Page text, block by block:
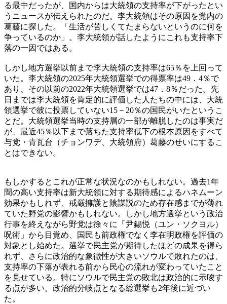
る最中だったが、国内からは大統領の支持率が下がったとい
うニュースが伝えられたのだ。李大統領はその原因を党内の
葛藤に探した。「生活が苦しくてたまらないというのに何を
争っているのか」。李大統領が話したようにこれも支持率下
落の一因ではある。
しかし地方選挙以前まで李大統領の支持率は65％を上回って
いた。李大統領の2025年大統領選挙での得票率は49．4％で
あり、その以前の2022年大統領選挙では47．8％だった。先
日までは李大統領を肯定的に評価した人たちの中には、大統
領選挙で彼に投票していない15－20％の国民がいたというこ
とだ。大統領選挙当時の支持層の一部が離脱したのは事実だ
が、最近45％以下まで落ちた支持率低下の根本原因をすべて
与党・青瓦台（チョンワデ、大統領府）葛藤のせいにするこ
とはできない。
もしかするとこれが正常な状況なのかもしれない。過去1年
間の高い支持率は新大統領に対する期待感によるハネムーン
効果かもしれず、戒厳擁護と陰謀説のため存在感までが薄れ
ていた野党の影響かもしれない。しかし地方選挙という政治
行事を終えながら野党は徐々に「尹錫悦（ユン・ソクヨル）
呪術」から目覚め、国民も前政権でなく李在明政権を評価の
対象とし始めた。選挙で民主党が期待したほどの成果を得ら
れず、さらに政治的な象徴性が大きいソウルで敗れたのは、
支持率の下落が表れる前から民心の流れが変わっていたこと
を見せている。特にソウルで民主党の敗北は政治的に示唆す
る点が多い。政治的分岐点となる総選挙も2年後に近づい
た。